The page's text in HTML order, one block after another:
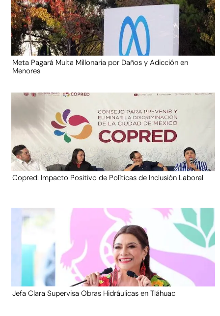
Meta Pagará Multa Millonaria por Daños y Adicción en
Menores
Copred: Impacto Positivo de Políticas de Inclusión Laboral
Jefa Clara Supervisa Obras Hidráulicas en Tláhuac